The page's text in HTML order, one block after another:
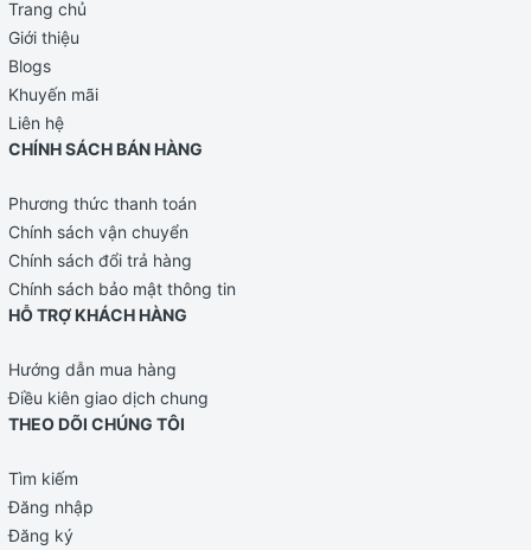
Trang chủ
Giới thiệu
Blogs
Khuyến mãi
Liên hệ
CHÍNH SÁCH BÁN HÀNG
Phương thức thanh toán
Chính sách vận chuyển
Chính sách đổi trả hàng
Chính sách bảo mật thông tin
HỖ TRỢ KHÁCH HÀNG
Hướng dẫn mua hàng
Điều kiên giao dịch chung
THEO DÕI CHÚNG TÔI
Tìm kiếm
Đăng nhập
Đăng ký